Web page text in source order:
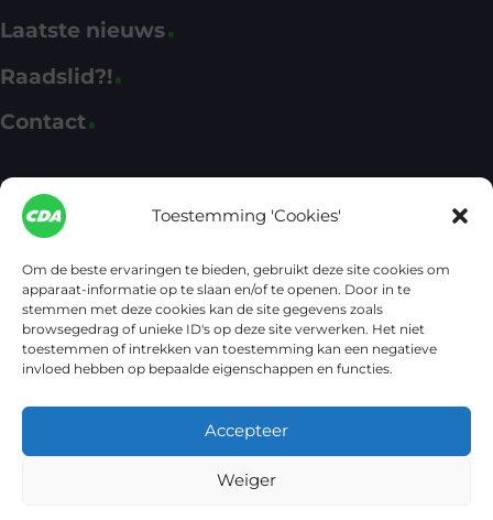
Toestemming 'Cookies'
Om de beste ervaringen te bieden, gebruikt deze site cookies om
apparaat-informatie op te slaan en/of te openen. Door in te
stemmen met deze cookies kan de site gegevens zoals
browsegedrag of unieke ID's op deze site verwerken. Het niet
toestemmen of intrekken van toestemming kan een negatieve
invloed hebben op bepaalde eigenschappen en functies.
Accepteer
Weiger
Laatste nieuws
Raadslid?!
Contact
Fractie CDA Apeldoorn
CDA Apeldoorn
cda@apeldoorn.nl
(055) 580 11 13
Het kantoor van de CDA-fractie bevindt zich in het
Raadhuis, ingang Marktpleinzijde. Postbus 9033, 7300 ES
© 2026 Hans van Gerrevink – CDA Apeldoorn